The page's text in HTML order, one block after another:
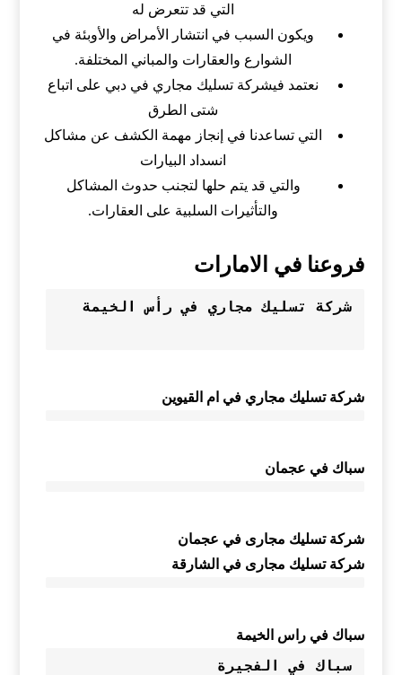
التي قد تتعرض له
ويكون السبب في انتشار الأمراض والأوبئة في
الشوارع والعقارات والمباني المختلفة.
نعتمد فيشركة تسليك مجاري في دبي على اتباع
شتى الطرق
التي تساعدنا في إنجاز مهمة الكشف عن مشاكل
انسداد البيارات
والتي قد يتم حلها لتجنب حدوث المشاكل
والتأثيرات السلبية على العقارات.
فروعنا في الامارات
شركة تسليك مجاري في ام القيوين
سباك في عجمان
شركة تسليك مجارى في عجمان
شركة تسليك مجارى في الشارقة
سباك في راس الخيمة
سباك في الفجيرة